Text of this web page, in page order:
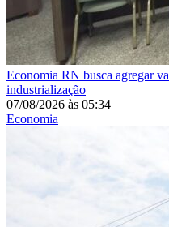
Economia RN busca agregar
industrialização
07/08/2026 às 05:34
Economia